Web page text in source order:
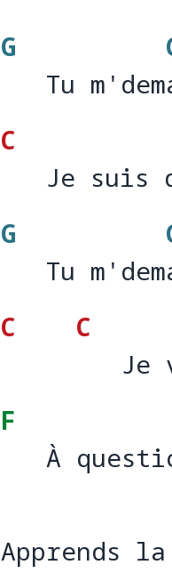
G
   Tu m'dem
Tu
C
Je suis
Je suis
G
   Tu m'dem
Tu
C
C
Je
Je
F
À
À
Apprends
Apprends